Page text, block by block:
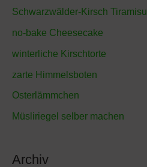
e
n
:
Schwarzwälder-Kirsch Tiramisu
no-bake Cheesecake
winterliche Kirschtorte
zarte Himmelsboten
Osterlämmchen
Müsliriegel selber machen
Archiv